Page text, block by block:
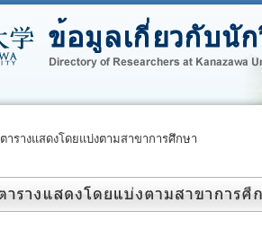
ตารางแสดงโดยแบ่งตามสาขาการศึกษา